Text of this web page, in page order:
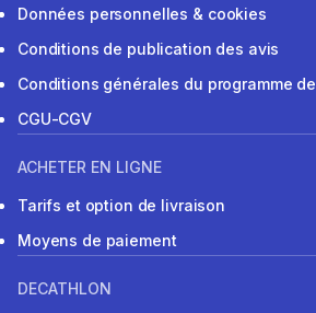
Données personnelles & cookies
Conditions de publication des avis
Conditions générales du programme
CGU-CGV
ACHETER EN LIGNE
Tarifs et option de livraison
Moyens de paiement
DECATHLON